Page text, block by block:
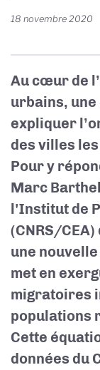
18 novembre 2020
Au cœur de
urbains, une
expliquer
des villes les
Pour y
Marc
l'Institut de
(CNRS/CEA)
une
met en
migratoires
populations
Cette
données du